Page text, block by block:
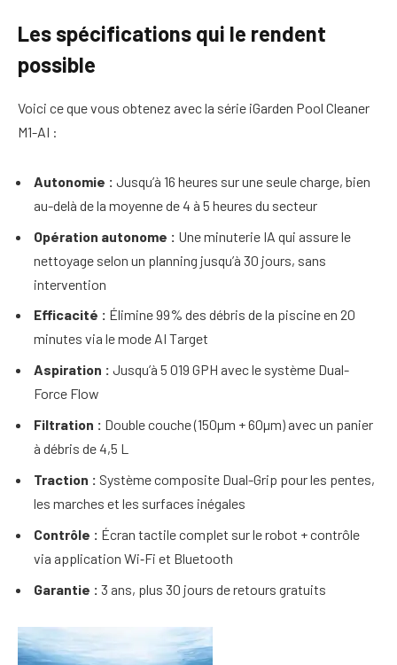
Les spécifications qui le rendent
possible
Voici ce que vous obtenez avec la série iGarden Pool Cleaner
M1-AI :
Autonomie : Jusqu’à 16 heures sur une seule charge, bien
au-delà de la moyenne de 4 à 5 heures du secteur
Opération autonome : Une minuterie IA qui assure le
nettoyage selon un planning jusqu’à 30 jours, sans
intervention
Efficacité : Élimine 99% des débris de la piscine en 20
minutes via le mode AI Target
Aspiration : Jusqu’à 5 019 GPH avec le système Dual-
Force Flow
Filtration : Double couche (150µm + 60µm) avec un panier
à débris de 4,5 L
Traction : Système composite Dual-Grip pour les pentes,
les marches et les surfaces inégales
Contrôle : Écran tactile complet sur le robot + contrôle
via application Wi‑Fi et Bluetooth
Garantie : 3 ans, plus 30 jours de retours gratuits